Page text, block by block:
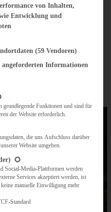
Süße)
von Inhalten,
Entwicklung und
(59 Vendoren)
Informationen
für die eine Einwilligung erteilt werden
grundlegende Funktionen und sind für
der Website erforderlich.
die uns Aufschluss darüber
Website umgehen.
Social-Media-Plattformen werden
Services akzeptiert werden, ist
manuelle Einwilligung mehr
Standard